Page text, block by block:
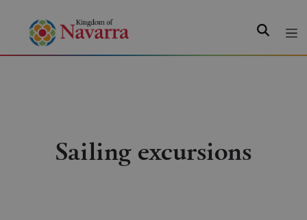
Search
Sailing excursions